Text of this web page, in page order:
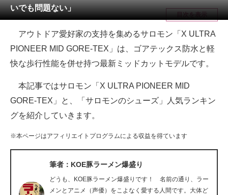
メディア
注目記事を集めた総合ページ
ITの今と未来を見通す
スマホと通信の最新トレンド
進化するPCとデバイスの未来
ビジネスと働き方のヒント
企業ITのトレンドを詳説
いでも問題ない」
目次を表示
アウトドア愛好家の支持を集めるサロモン「X ULTRA
PIONEER MID GORE-TEX」は、ゴアテックス防水と軽
快な歩行性能を併せ持つ最新ミッドカットモデルです。
本記事ではサロモン「X ULTRA PIONEER MID
GORE-TEX」と、「サロモンのシューズ」人気ランキン
グを紹介していきます。
※本ページはアフィリエイトプログラムによる収益を得ています
筆者：KOE豚ラーメン爆盛り
どうも、KOE豚ラーメン爆盛りです！ 名前の通り、ラー
メンとアニメ（声優）をこよなく愛する人間です。大体ど